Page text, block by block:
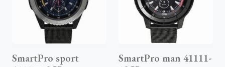
SmartPro sport
SmartPro man 41111-